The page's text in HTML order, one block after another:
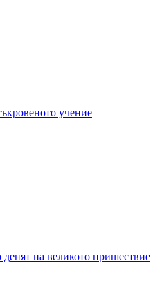
учение
на великото пришествие